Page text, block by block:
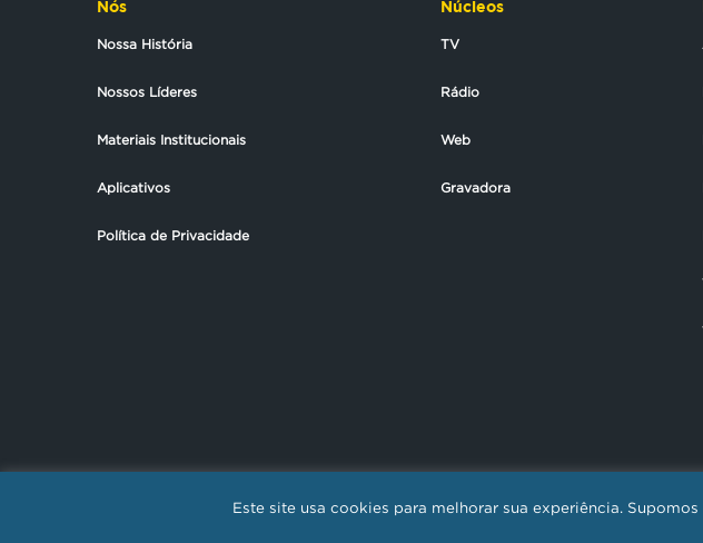
Nós
Nossa História
Nossos Líderes
Materiais Institucionais
Aplicativos
Política de Privacidade
Núcleos
TV
Rádio
Web
Gravadora
REDE NOVO TEMPO DE COMUNICAÇÃO
Este site usa cookies para melhorar sua experiência.